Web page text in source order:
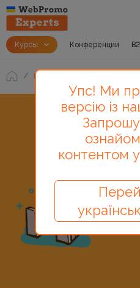
Курсы Конференции
Блог
Упс! Ми
версію із
контентом